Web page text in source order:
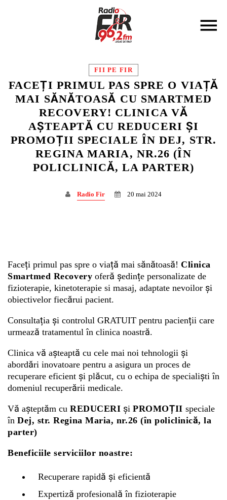
CAUTA IN SITE:
DISTRIBUIE PAGINA PE:
Twitter
Facebook
FII PE FIR
FACEȚI PRIMUL PAS SPRE O VIAȚĂ
MAI SĂNĂTOASĂ CU SMARTMED
RECOVERY! CLINICA VĂ
AȘTEAPTĂ CU REDUCERI ȘI
PROMOȚII SPECIALE ÎN DEJ, STR.
REGINA MARIA, NR.26 (ÎN
POLICLINICĂ, LA PARTER)
Radio Fir 20 mai 2024
Faceți primul pas spre o viață mai sănătoasă! Clinica
Smartmed Recovery oferă ședințe personalizate de
fizioterapie, kinetoterapie si masaj, adaptate nevoilor și
obiectivelor fiecărui pacient.
Consultația și controlul GRATUIT pentru pacienții care
urmează tratamentul în clinica noastră.
Clinica vă așteaptă cu cele mai noi tehnologii și
abordări inovatoare pentru a asigura un proces de
recuperare eficient și plăcut, cu o echipa de specialiști în
domeniul recuperării medicale.
Vă așteptăm cu REDUCERI șiPROMOȚII speciale
în Dej, str. Regina Maria, nr.26 (în policlinică, la
parter)
Beneficiile serviciilor noastre:
Recuperare rapidă și eficientă
Expertiză profesională în fizioterapie